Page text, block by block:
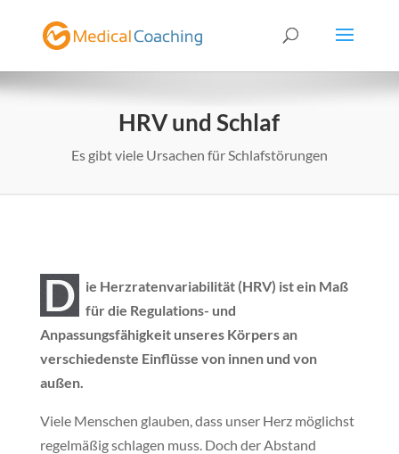
HRV und Schlaf
Es gibt viele Ursachen für Schlafstörungen
D
ie Herzratenvariabilität (HRV) ist ein Maß
für die Regulations- und
Anpassungsfähigkeit unseres Körpers an
verschiedenste Einflüsse von innen und von
außen.
Viele Menschen glauben, dass unser Herz möglichst
regelmäßig schlagen muss. Doch der Abstand